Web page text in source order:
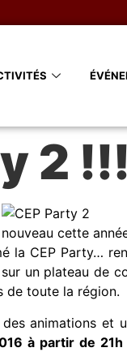
2 !!!
cette
la CEP Party…
un plateau de
de toute la région.
animations et
à partir de 21h